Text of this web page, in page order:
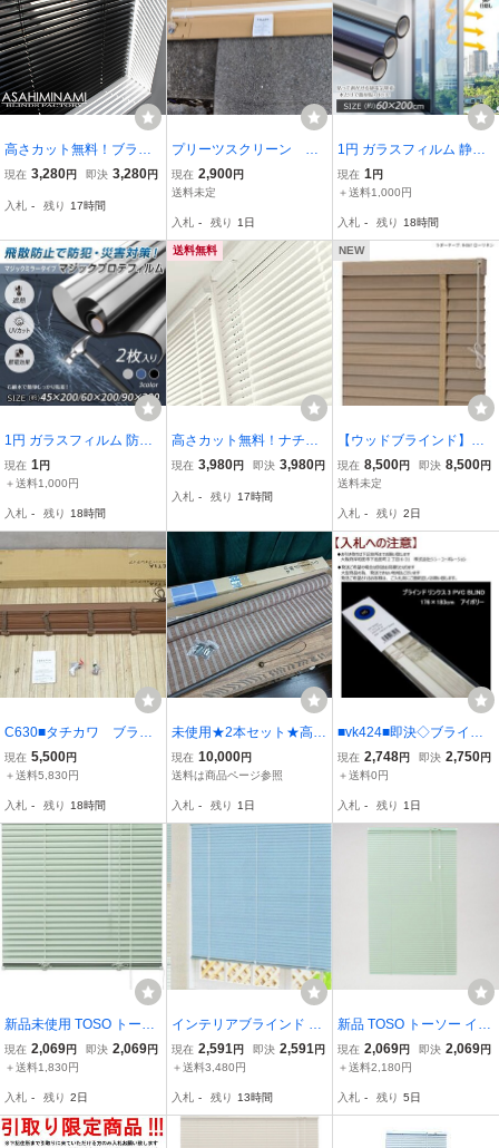
高さカット無料！ブラッ
クブラインド 横幅75×高
取付可能！横幅750×高さ
現在 3,280円 即決 3,280円
入札 - 残り 17時間
プリーツスクリーン 未
使用 1650×2400 防炎
日除け スクリーン 室
ンド
現在 2,900円
送料未定
入札 - 残り 1日
1円 ガラスフィルム 静電
気吸着 遮熱 UVカット マ
ジックミラー 目隠し 遮熱
赤外線 節電 暑さ対策 in0
33-60
現在 1 円
＋送料1,000円
入札 - 残り 18時間
1円 ガラスフィルム 防犯
飛散防止 マジックミラー
目隠し 外から見えない 遮
散防止 防犯フィルム in03
現在 1円
＋送料1,000円
入札 - 残り 18時間
送料無料
高さカット無料！ナチュ
ラルホワイトブラインド
ンレール取付可能！横幅8
現在 3,980円 即決 3,980円
入札 - 残り 17時間
NEW
【ウッドブラインド】タ
チカワ FT6018
現在 8,500円 即決 8,500円
送料未定
入札 - 残り 2日
C630■タチカワ ブライ
ンド■カスタマイズ ブラ
インド フォレティア(ル
0×H1510
現在 5,500円
＋送料5,830円
入札 - 残り 18時間
未使用★2本セット★高級
オーダー和風ロールカー
テン スクリーン ブライン
幅100cm x 200cm
現在 10,000円
送料は商品ページ参照
入札 - 残り 1日
■vk424■即決◇ブライン
ド リンクス3 PVC BLIND
176×183cm アイボリー
【シンオク】【引取限
現在 2,748円 即決 2,750円
＋送料0円
入札 - 残り 1日
新品未使用 TOSO トーソ
ー インテリアブラインド
スポーラ R グリーン 88X
アルミブラインド /L2-23
84★5
現在 2,069円 即決 2,069円
＋送料1,830円
入札 - 残り 2日
インテリアブラインド 未
使用日 TOSO トーソー ス
ポーラR 幅164×高さ108c
★2
現在 2,591 円 即決 2,591 円
＋送料3,480円
入札 - 残り 13時間
新品 TOSO トーソー イン
テリアブラインド スポー
ラ R グリーン 88X108 半
ミブラインド /52812在★
現在 2,069円 即決 2,069円
＋送料2,180円
入札 - 残り 5日